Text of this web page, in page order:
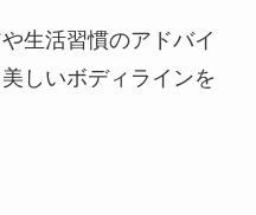
生活習慣のアドバイ
しいボディラインを